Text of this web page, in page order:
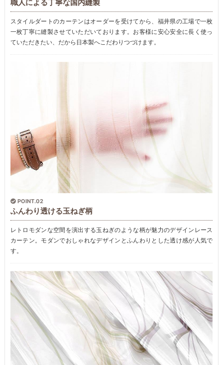
職人による丁寧な国内縫製
スタイルダートのカーテンはオーダーを受けてから、福井県の工場で一枚
一枚丁寧に縫製させていただいております。お客様に安心安全に長く使っ
ていただきたい、だから日本製へこだわりつづけます。
POINT.02
ふんわり透ける玉ねぎ柄
レトロモダンな空間を演出する玉ねぎのような柄が魅力のデザインレース
カーテン。モダンでおしゃれなデザインとふんわりとした透け感が人気で
す。